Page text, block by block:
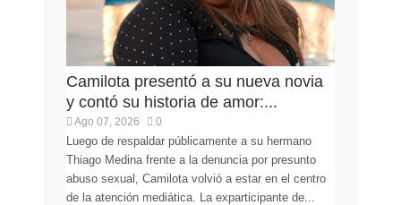
Camilota presentó a su nueva novia
y contó su historia de amor:...
Ago 07, 2026 0
Luego de respaldar públicamente a su hermano
Thiago Medina frente a la denuncia por presunto
abuso sexual, Camilota volvió a estar en el centro
de la atención mediática. La exparticipante de...